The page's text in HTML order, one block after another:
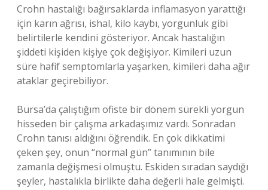
Crohn hastalığı bağırsaklarda inflamasyon yarattığı
için karın ağrısı, ishal, kilo kaybı, yorgunluk gibi
belirtilerle kendini gösteriyor. Ancak hastalığın
şiddeti kişiden kişiye çok değişiyor. Kimileri uzun
süre hafif semptomlarla yaşarken, kimileri daha ağır
ataklar geçirebiliyor.
Bursa’da çalıştığım ofiste bir dönem sürekli yorgun
hisseden bir çalışma arkadaşımız vardı. Sonradan
Crohn tanısı aldığını öğrendik. En çok dikkatimi
çeken şey, onun “normal gün” tanımının bile
zamanla değişmesi olmuştu. Eskiden sıradan saydığı
şeyler, hastalıkla birlikte daha değerli hale gelmişti.